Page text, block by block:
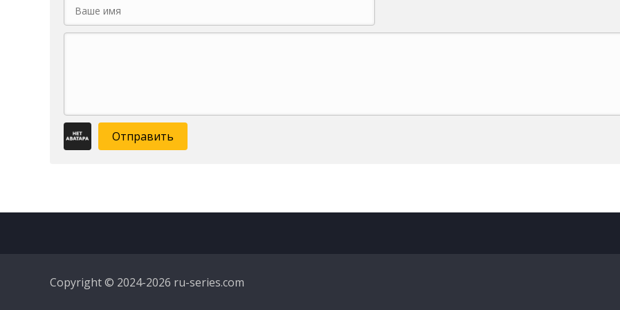
Отправить
Copyright © 2024-2026 ru-series.com